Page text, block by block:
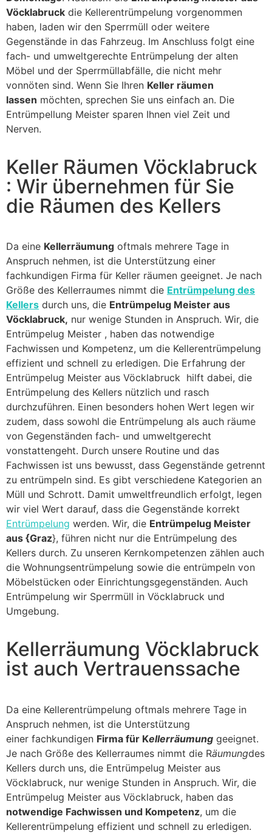
Vöcklabruck die Kellerentrümpelung vorgenommen
haben, laden wir den Sperrmüll oder weitere
Gegenstände in das Fahrzeug. Im Anschluss folgt eine
fach- und umweltgerechte Entrümpelung der alten
Möbel und der Sperrmüllabfälle, die nicht mehr
vonnöten sind. Wenn Sie Ihren Keller räumen
lassen möchten, sprechen Sie uns einfach an. Die
Entrümpellung Meister sparen Ihnen viel Zeit und
Nerven.
Keller Räumen Vöcklabruck
: Wir übernehmen für Sie
die Räumen des Kellers
Da eine Kellerräumung oftmals mehrere Tage in
Anspruch nehmen, ist die Unterstützung einer
fachkundigen Firma für Keller räumen geeignet. Je nach
Größe des Kellerraumes nimmt die Entrümpelung des
Kellers durch uns, die Entrümpelug Meister aus
Vöcklabruck, nur wenige Stunden in Anspruch. Wir, die
Entrümpelug Meister , haben das notwendige
Fachwissen und Kompetenz, um die Kellerentrümpelung
effizient und schnell zu erledigen. Die Erfahrung der
Entrümpelug Meister aus Vöcklabruck hilft dabei, die
Entrümpelung des Kellers nützlich und rasch
durchzuführen. Einen besonders hohen Wert legen wir
zudem, dass sowohl die Entrümpelung als auch räume
von Gegenständen fach- und umweltgerecht
vonstattengeht. Durch unsere Routine und das
Fachwissen ist uns bewusst, dass Gegenstände getrennt
zu entrümpeln sind. Es gibt verschiedene Kategorien an
Müll und Schrott. Damit umweltfreundlich erfolgt, legen
wir viel Wert darauf, dass die Gegenstände korrekt
Entrümpelung werden. Wir, die Entrümpelug Meister
aus {Graz}, führen nicht nur die Entrümpelung des
Kellers durch. Zu unseren Kernkompetenzen zählen auch
die Wohnungsentrümpelung sowie die entrümpeln von
Möbelstücken oder Einrichtungsgegenständen. Auch
Entrümpelung wir Sperrmüll in Vöcklabruck und
Umgebung.
Kellerräumung Vöcklabruck
ist auch Vertrauenssache
Da eine Kellerentrümpelung oftmals mehrere Tage in
Anspruch nehmen, ist die Unterstützung
einer fachkundigen Firma für Kellerräumung geeignet.
Je nach Größe des Kellerraumes nimmt die Räumungdes
Kellers durch uns, die Entrümpelug Meister aus
Vöcklabruck, nur wenige Stunden in Anspruch. Wir, die
Entrümpelug Meister aus Vöcklabruck, haben das
notwendige Fachwissen und Kompetenz, um die
Kellerentrümpelung effizient und schnell zu erledigen.